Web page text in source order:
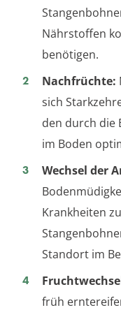
Nährstoffen
benötigen.
Nachfrüchte:
sich
den durch die
im Boden
Wechsel der
Krankheiten
Standort im
früh